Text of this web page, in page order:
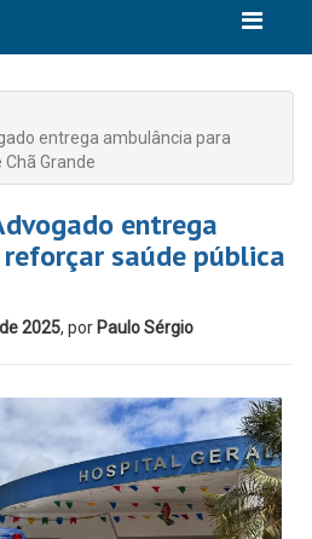
entrega ambulância para
Grande
entrega
saúde pública
2025, por Paulo Sérgio